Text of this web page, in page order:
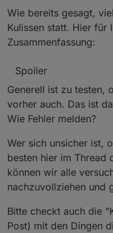
Wie bereits gesagt,
Kulissen statt. Hier für
Zusammenfassung:
Spoiler
Generell ist zu testen,
vorher auch. Das ist
Wie Fehler melden?
Wer sich unsicher ist,
besten hier im Thread
können wir alle
nachzuvollziehen und
Bitte checkt auch die
Post) mit den Dingen